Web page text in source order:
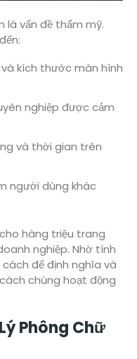
là vấn đề thẩm mỹ.
kích thước màn hình
nghiệp được cảm
và thời gian trên
người dùng khác
hàng triệu trang
nghiệp. Nhờ tính
để định nghĩa và
chúng hoạt động
Phông Chữ